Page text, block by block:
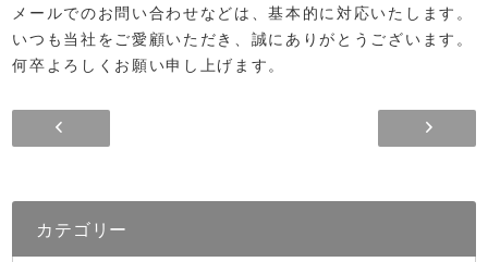
メールでのお問い合わせなどは、基本的に対応いたします。
いつも当社をご愛顧いただき、誠にありがとうございます。
何卒よろしくお願い申し上げます。
カテゴリー